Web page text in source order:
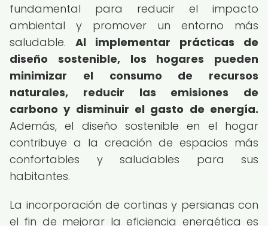
fundamental para reducir el impacto
ambiental y promover un entorno más
saludable. Al implementar prácticas de
diseño sostenible, los hogares pueden
minimizar el consumo de recursos
naturales, reducir las emisiones de
carbono y disminuir el gasto de energía.
Además, el diseño sostenible en el hogar
contribuye a la creación de espacios más
confortables y saludables para sus
habitantes.
La incorporación de cortinas y persianas con
el fin de mejorar la eficiencia energética es